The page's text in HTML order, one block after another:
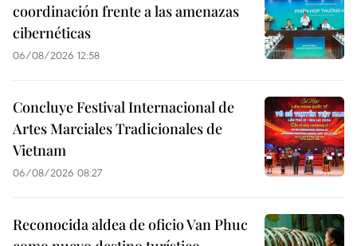
coordinación frente a las amenazas
cibernéticas
06/08/2026 12:58
Concluye Festival Internacional de
Artes Marciales Tradicionales de
Vietnam
06/08/2026 08:27
Reconocida aldea de oficio Van Phuc